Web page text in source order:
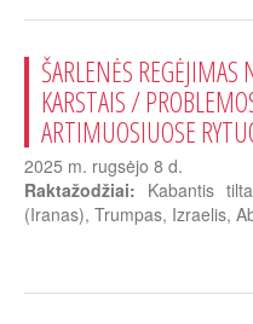
ŠARLENĖS
KARSTAIS /
ARTIMUOSIUOSE
2025 m. rugsėjo 8 d.
Raktažodžiai: Kabantis
(Iranas), Trumpas, Izraelis,